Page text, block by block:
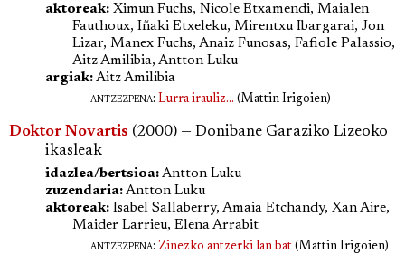
aktoreak: Ximun Fuchs, Nicole Etxamendi, Maialen
Fauthoux, Iñaki Etxeleku, Mirentxu Ibargarai, Jon
Lizar, Manex Fuchs, Anaiz Funosas, Fafiole Palassio,
Aitz Amilibia, Antton Luku
argiak:Aitz Amilibia
antzezpena: Lurra irauliz... (Mattin Irigoien)
Doktor Novartis (2000) — Donibane Garaziko Lizeoko
ikasleak
idazlea/bertsioa:Antton Luku
zuzendaria:Antton Luku
aktoreak: Isabel Sallaberry, Amaia Etchandy, Xan Aire,
Maider Larrieu, Elena Arrabit
antzezpena: Zinezko antzerki lan bat (Mattin Irigoien)